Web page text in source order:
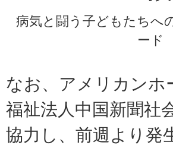
病気と闘う子どもたちへ
ード
なお、アメリカンホ
福祉法人中国新聞社
協力し、前週より発